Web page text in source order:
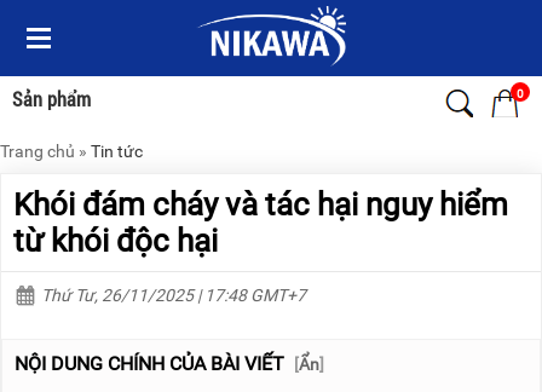
Sản phẩm 0
Menu
Sản
phẩm
TRANG
THANG
NHÔM
XE
Menu
Sản
phẩm
TRANG
THANG
NHÔM
THANG
Trang chủ » Tin tức
Khói đám cháy và tác hại nguy hiểm
từ khói độc hại
Thứ Tư, 26/11/2025 | 17:48 GMT+7
NỘI DUNG CHÍNH CỦA BÀI VIẾT [Ẩn]